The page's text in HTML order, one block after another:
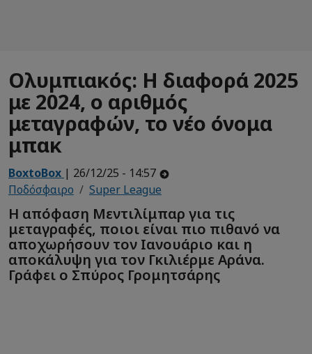
Ολυμπιακός: Η διαφορά 2025
με 2024, ο αριθμός
μεταγραφών, το νέο όνομα
μπακ
BoxtoBox | 26/12/25 - 14:57
Ποδόσφαιρο
Super League
Η απόφαση Μεντιλίμπαρ για τις
μεταγραφές, ποιοι είναι πιο πιθανό να
αποχωρήσουν τον Ιανουάριο και η
αποκάλυψη για τον Γκιλιέρμε Αράνα.
Γράφει ο Σπύρος Γρομητσάρης